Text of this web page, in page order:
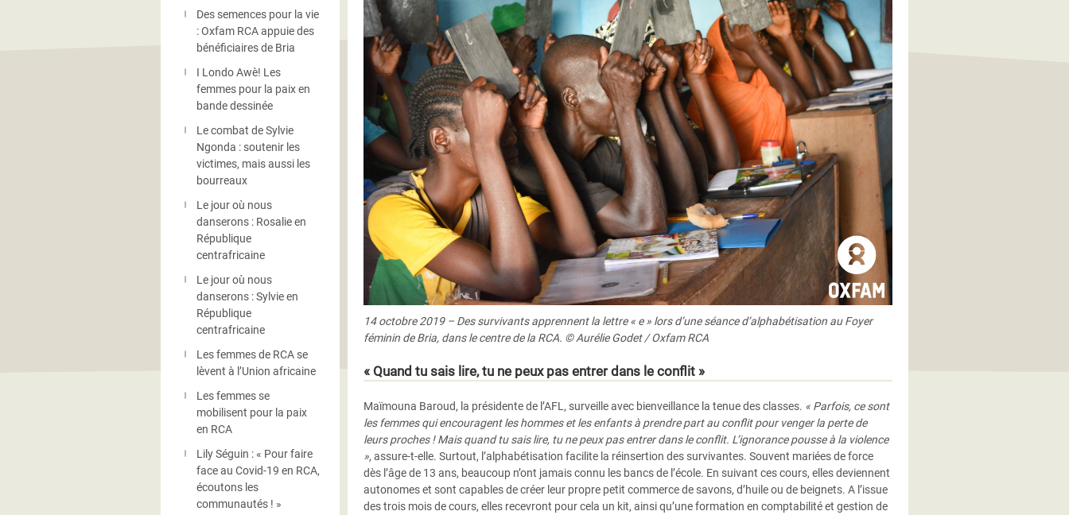
14 octobre 2019 – Des survivants apprennent la lettre « e » lors d’une séance d’alphabétisation au Foyer
féminin de Bria, dans le centre de la RCA. © Aurélie Godet / Oxfam RCA
« Quand tu sais lire, tu ne peux pas entrer dans le conflit »
Maïmouna Baroud, la présidente de l’AFL, surveille avec bienveillance la tenue des classes. « Parfois, ce sont
les femmes qui encouragent les hommes et les enfants à prendre part au conflit pour venger la perte de
leurs proches ! Mais quand tu sais lire, tu ne peux pas entrer dans le conflit. L’ignorance pousse à la violence
», assure-t-elle. Surtout, l’alphabétisation facilite la réinsertion des survivantes. Souvent mariées de force
dès l’âge de 13 ans, beaucoup n’ont jamais connu les bancs de l’école. En suivant ces cours, elles deviennent
autonomes et sont capables de créer leur propre petit commerce de savons, d’huile ou de beignets. A l’issue
des trois mois de cours, elles recevront pour cela un kit, ainsi qu’une formation en comptabilité et gestion de
Des semences pour la vie
: Oxfam RCA appuie des
bénéficiaires de Bria
I Londo Awè! Les
femmes pour la paix en
bande dessinée
Le combat de Sylvie
Ngonda : soutenir les
victimes, mais aussi les
bourreaux
Le jour où nous
danserons : Rosalie en
République
centrafricaine
Le jour où nous
danserons : Sylvie en
République
centrafricaine
Les femmes de RCA se
lèvent à l’Union africaine
Les femmes se
mobilisent pour la paix
en RCA
Lily Séguin : « Pour faire
face au Covid-19 en RCA,
écoutons les
communautés ! »